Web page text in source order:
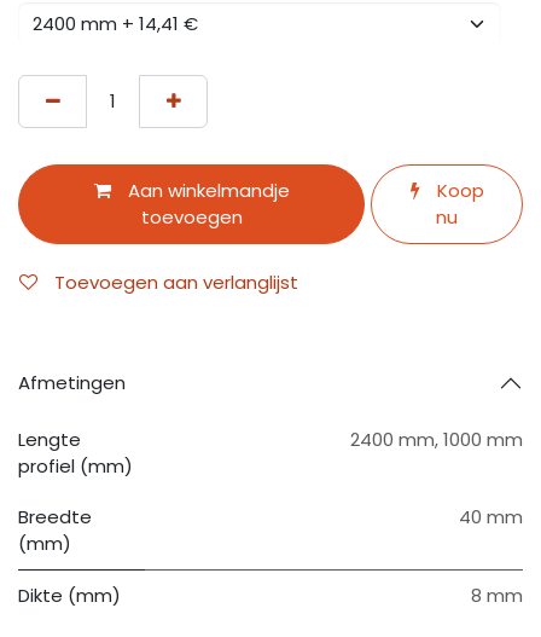
Aan winkelmandje
toevoegen
Koop
nu
Toevoegen aan verlanglijst
Afmetingen
Lengte
profiel (mm)
2400 mm,1000 mm
Breedte
(mm)
40 mm
Dikte (mm) 8 mm